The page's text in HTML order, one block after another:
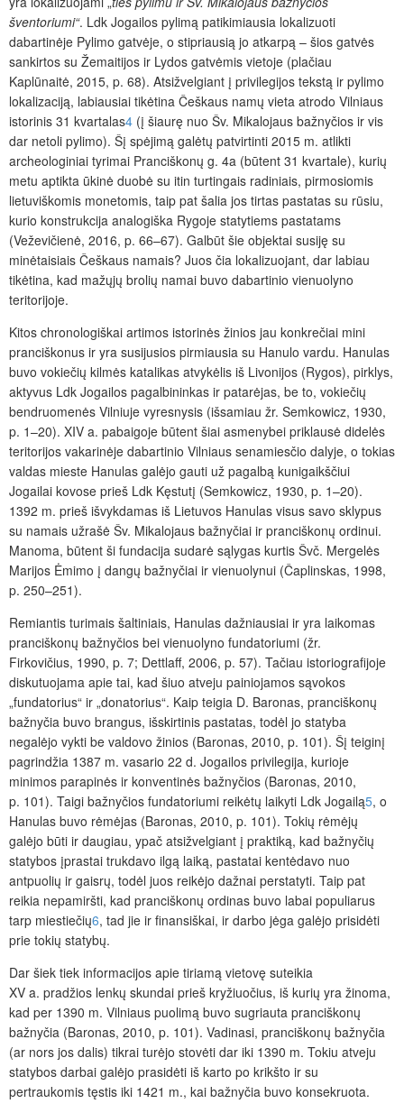
šventoriumi“. Ldk Jogailos pylimą patikimiausia lokalizuoti
dabartinėje Pylimo gatvėje, o stipriausią jo atkarpą – šios gatvės
sankirtos su Žemaitijos ir Lydos gatvėmis vietoje (plačiau
Kaplūnaitė, 2015, p. 68). Atsižvelgiant į privilegijos tekstą ir pylimo
lokalizaciją, labiausiai tikėtina Češkaus namų vieta atrodo Vilniaus
istorinis 31 kvartalas4 (į šiaurę nuo Šv. Mikalojaus bažnyčios ir vis
dar netoli pylimo). Šį spėjimą galėtų patvirtinti 2015 m. atlikti
archeologiniai tyrimai Pranciškonų g. 4a (būtent 31 kvartale), kurių
metu aptikta ūkinė duobė su itin turtingais radiniais, pirmosiomis
lietuviškomis monetomis, taip pat šalia jos tirtas pastatas su rūsiu,
kurio konstrukcija analogiška Rygoje statytiems pastatams
(Veževičienė, 2016, p. 66–67). Galbūt šie objektai susiję su
minėtaisiais Češkaus namais? Juos čia lokalizuojant, dar labiau
tikėtina, kad mažųjų brolių namai buvo dabartinio vienuolyno
teritorijoje.
Kitos chronologiškai artimos istorinės žinios jau konkrečiai mini
pranciškonus ir yra susijusios pirmiausia su Hanulo vardu. Hanulas
buvo vokiečių kilmės katalikas atvykėlis iš Livonijos (Rygos), pirklys,
aktyvus Ldk Jogailos pagalbininkas ir patarėjas, be to, vokiečių
bendruomenės Vilniuje vyresnysis (išsamiau žr. Semkowicz, 1930,
p. 1–20). XIV a. pabaigoje būtent šiai asmenybei priklausė didelės
teritorijos vakarinėje dabartinio Vilniaus senamiesčio dalyje, o tokias
valdas mieste Hanulas galėjo gauti už pagalbą kunigaikščiui
Jogailai kovose prieš Ldk Kęstutį (Semkowicz, 1930, p. 1–20).
1392 m. prieš išvykdamas iš Lietuvos Hanulas visus savo sklypus
su namais užrašė Šv. Mikalojaus bažnyčiai ir pranciškonų ordinui.
Manoma, būtent ši fundacija sudarė sąlygas kurtis Švč. Mergelės
Marijos Ėmimo į dangų bažnyčiai ir vienuolynui (Čaplinskas, 1998,
p. 250–251).
Remiantis turimais šaltiniais, Hanulas dažniausiai ir yra laikomas
pranciškonų bažnyčios bei vienuolyno fundatoriumi (žr.
Firkovičius, 1990, p. 7; Dettlaff, 2006, p. 57). Tačiau istoriografijoje
diskutuojama apie tai, kad šiuo atveju painiojamos sąvokos
„fundatorius“ ir „donatorius“. Kaip teigia D. Baronas, pranciškonų
bažnyčia buvo brangus, išskirtinis pastatas, todėl jo statyba
negalėjo vykti be valdovo žinios (Baronas, 2010, p. 101). Šį teiginį
pagrindžia 1387 m. vasario 22 d. Jogailos privilegija, kurioje
minimos parapinės ir konventinės bažnyčios (Baronas, 2010,
p. 101). Taigi bažnyčios fundatoriumi reikėtų laikyti Ldk Jogailą5, o
Hanulas buvo rėmėjas (Baronas, 2010, p. 101). Tokių rėmėjų
galėjo būti ir daugiau, ypač atsižvelgiant į praktiką, kad bažnyčių
statybos įprastai trukdavo ilgą laiką, pastatai kentėdavo nuo
antpuolių ir gaisrų, todėl juos reikėjo dažnai perstatyti. Taip pat
reikia nepamiršti, kad pranciškonų ordinas buvo labai populiarus
tarp miestiečių6, tad jie ir finansiškai, ir darbo jėga galėjo prisidėti
prie tokių statybų.
Dar šiek tiek informacijos apie tiriamą vietovę suteikia
XV a. pradžios lenkų skundai prieš kryžiuočius, iš kurių yra žinoma,
kad per 1390 m. Vilniaus puolimą buvo sugriauta pranciškonų
bažnyčia (Baronas, 2010, p. 101). Vadinasi, pranciškonų bažnyčia
(ar nors jos dalis) tikrai turėjo stovėti dar iki 1390 m. Tokiu atveju
statybos darbai galėjo prasidėti iš karto po krikšto ir su
pertraukomis tęstis iki 1421 m., kai bažnyčia buvo konsekruota.